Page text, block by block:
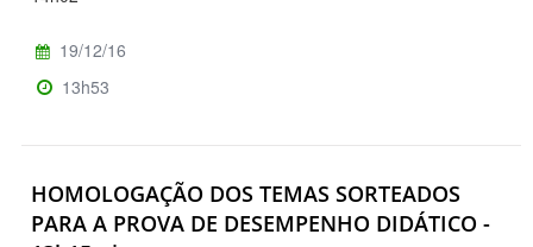
19/12/16
13h53
HOMOLOGAÇÃO DOS TEMAS SORTEADOS
PARA A PROVA DE DESEMPENHO DIDÁTICO -